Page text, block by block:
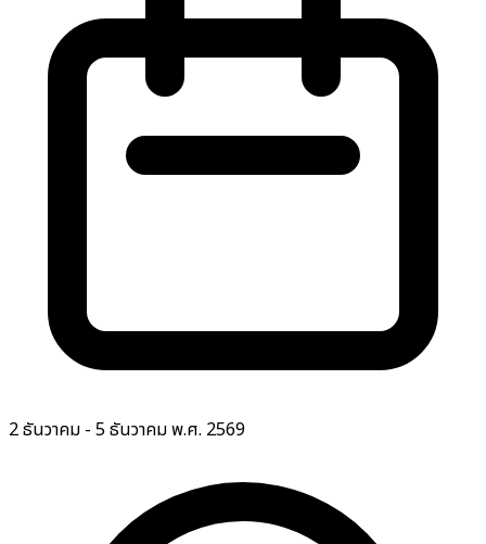
2 ธันวาคม - 5 ธันวาคม พ.ศ. 2569